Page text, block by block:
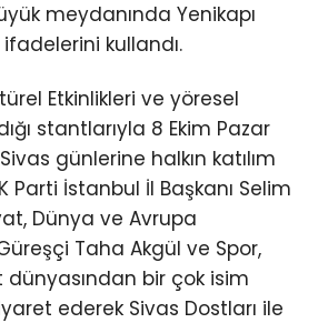
meydanında Yenikapı
ifadelerini kullandı.
Etkinlikleri ve yöresel
stantlarıyla 8 Ekim Pazar
günlerine halkın katılım
Parti İstanbul İl Başkanı Selim
Dünya ve Avrupa
Taha Akgül ve Spor,
bir çok isim
ederek Sivas Dostları ile